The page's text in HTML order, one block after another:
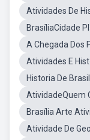
Atividades De
BrasíliaCidade
A Chegada Dos
Atividades E
Historia De
AtividadeQuem
Brasília Arte
Atividade De